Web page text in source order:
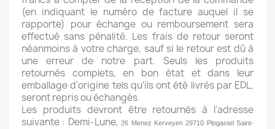
(en indiquant le numéro de facture auquel il se
rapporte) pour échange ou remboursement sera
effectué sans pénalité. Les frais de retour seront
néanmoins à votre charge, sauf si le retour est dû à
une erreur de notre part. Seuls les produits
retournés complets, en bon état et dans leur
emballage d'origine tels qu'ils ont été livrés par EDL,
seront repris ou échangés.
Les produits devront être retournés à l'adresse
suivante : Demi-Lune,26 Menez Kerveyen 29710 Plogastel Saint-